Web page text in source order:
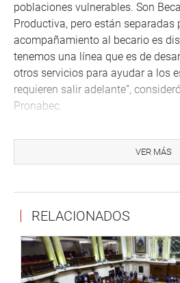
poblaciones vulnerables. Son
Productiva, pero están separadas
acompañamiento al becario es
tenemos una línea que es de
otros servicios para ayudar a los
requieren salir adelante”,
Pronabec.
parlamentarios de diversas
sus puntos de vista al respecto y
“Hay muchas quejas y poca
que brinda Pronabec, sería
cifras y se mejore la atención a
postulan a una beca, en especial
VER MÁS
RELACIONADOS